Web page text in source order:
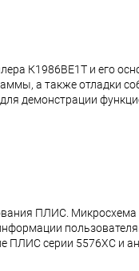
К1986ВЕ1Т и его
а также отладки
демонстрации
ПЛИС.
ПЛИС серии 5576ХС и